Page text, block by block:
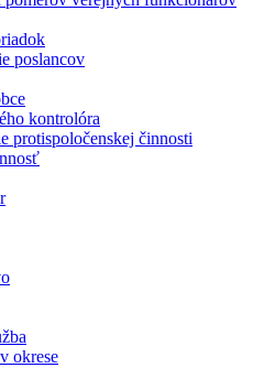
poslancov
kontrolóra
protispoločenskej činnosti
okrese